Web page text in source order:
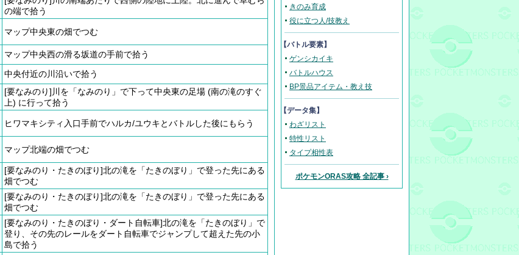
の端で拾う
マップ中央東の畑でつむ
マップ中央西の滑る坂道の手前で拾う
中央付近の川沿いで拾う
[要なみのり]川を「なみのり」で下って中央東の足場 (南の滝のすぐ
上) に行って拾う
ヒワマキシティ入口手前でハルカ/ユウキとバトルした後にもらう
マップ北端の畑でつむ
[要なみのり・たきのぼり]北の滝を「たきのぼり」で登った先にある
畑でつむ
[要なみのり・たきのぼり]北の滝を「たきのぼり」で登った先にある
畑でつむ
[要なみのり・たきのぼり・ダート自転車]北の滝を「たきのぼり」で
登り、その先のレールをダート自転車でジャンプして超えた先の小
島で拾う
きのみ育成
役に立つ人/技教え
【バトル要素】
ゲンシカイキ
バトルハウス
BP景品アイテム・教え技
【データ集】
わざリスト
特性リスト
タイプ相性表
ポケモンORAS攻略 全記事 ›